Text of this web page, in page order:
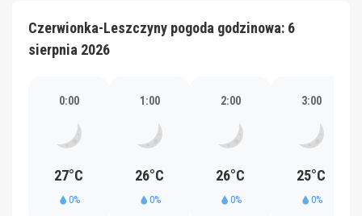
Czerwionka-Leszczyny pogoda godzinowa: 6
sierpnia 2026
0:00
27°C
0%
1:00
26°C
0%
2:00
26°C
0%
3:00
25°C
0%